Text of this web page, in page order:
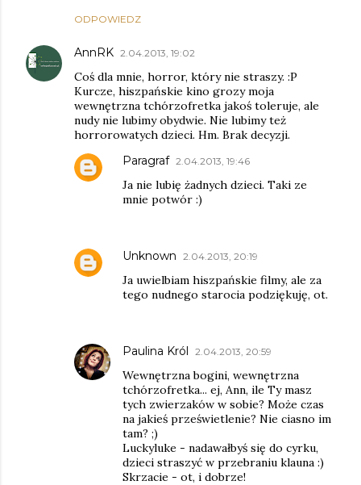
ODPOWIEDZ
AnnRK 2.04.2013, 19:02
Coś dla mnie, horror, który nie straszy. :P
Kurcze, hiszpańskie kino grozy moja
wewnętrzna tchórzofretka jakoś toleruje, ale
nudy nie lubimy obydwie. Nie lubimy też
horrorowatych dzieci. Hm. Brak decyzji.
Paragraf 2.04.2013, 19:46
Ja nie lubię żadnych dzieci. Taki ze
mnie potwór :)
Unknown 2.04.2013, 20:19
Ja uwielbiam hiszpańskie filmy, ale za
tego nudnego starocia podziękuję, ot.
Paulina Król 2.04.2013, 20:59
Wewnętrzna bogini, wewnętrzna
tchórzofretka... ej, Ann, ile Ty masz
tych zwierzaków w sobie? Może czas
na jakieś prześwietlenie? Nie ciasno im
tam? ;)
Luckyluke - nadawałbyś się do cyrku,
dzieci straszyć w przebraniu klauna :)
Skrzacie - ot, i dobrze!